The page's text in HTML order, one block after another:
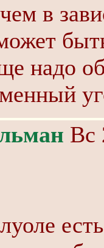
в
надо
Вс